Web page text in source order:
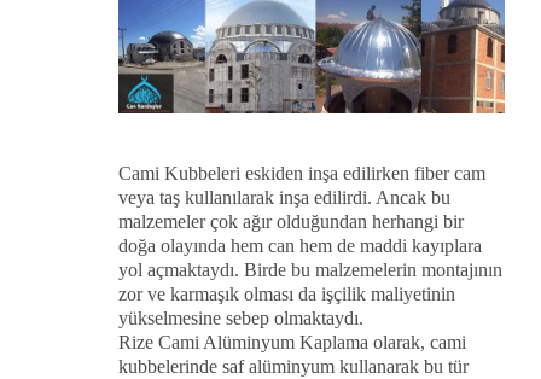
Cami Kubbeleri eskiden inşa edilirken fiber cam
veya taş kullanılarak inşa edilirdi. Ancak bu
malzemeler çok ağır olduğundan herhangi bir
doğa olayında hem can hem de maddi kayıplara
yol açmaktaydı. Birde bu malzemelerin montajının
zor ve karmaşık olması da işçilik maliyetinin
yükselmesine sebep olmaktaydı.
Rize Cami Alüminyum Kaplama olarak, cami
kubbelerinde saf alüminyum kullanarak bu tür